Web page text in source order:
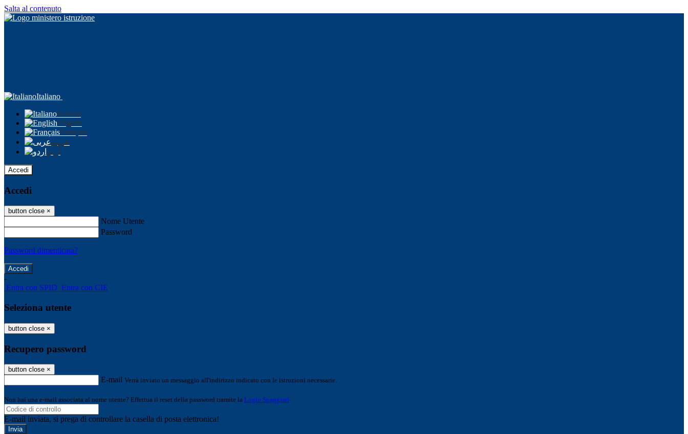
Salta al contenuto
Italiano
Italiano
English
Français
عربى
اردو
Accedi
Accedi
button close ×
Nome Utente
Password
Password dimenticata?
-
Entra con SPID Entra con CIE
Seleziona utente
button close ×
Recupero password
button close ×
E-mail Verrà inviato un messaggio all'indirizzo indicato con le istruzioni necessarie.
Non hai una e-mail associata al nome utente? Effettua il reset della password tramite la Login Spaggiari
E-mail inviata, si prega di controllare la casella di posta elettronica!